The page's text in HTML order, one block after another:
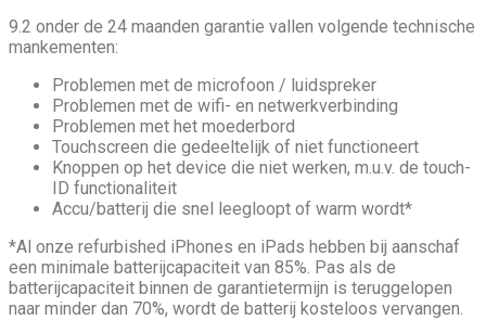
9.2 onder de 24 maanden garantie vallen volgende technische
mankementen:
Problemen met de microfoon / luidspreker
Problemen met de wifi- en netwerkverbinding
Problemen met het moederbord
Touchscreen die gedeeltelijk of niet functioneert
Knoppen op het device die niet werken, m.u.v. de touch-
ID functionaliteit
Accu/batterij die snel leegloopt of warm wordt*
*Al onze refurbished iPhones en iPads hebben bij aanschaf
een minimale batterijcapaciteit van 85%. Pas als de
batterijcapaciteit binnen de garantietermijn is teruggelopen
naar minder dan 70%, wordt de batterij kosteloos vervangen.